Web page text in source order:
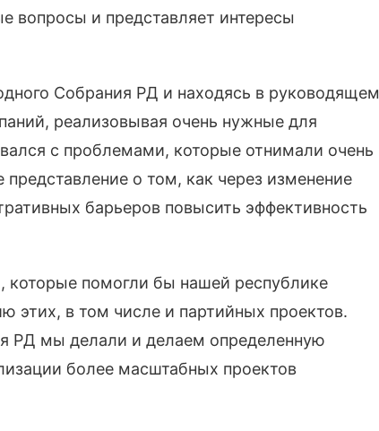
вопросы и представляет интересы
Собрания РД и находясь в руководящем
реализовывая очень нужные для
с проблемами, которые отнимали очень
о том, как через изменение
барьеров повысить эффективность
помогли бы нашей республике
этих, в том числе и партийных проектов.
РД мы делали и делаем определенную
более масштабных проектов